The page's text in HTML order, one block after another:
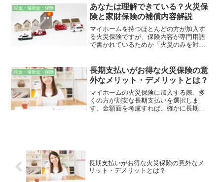
合うだけの恩恵を受けられるのでしょう
か？家を建てよう、買おうとご検討中の
方はご参考ください。
税金・補助金・保険
あなたは理解できている？火災保
険と家財保険の補償内容解説
マイホームを持つほとんどの方が加入す
る火災保険ですが、保険内容が専門用語
で書かれているためか「火災のみを対象
れば火災保険や家財保険の役割は幅広
く、受け取れる恩恵はたくさんありま
す。火災保険と家財保険についてわかり
やすく解説します。
税金・補助金・保険
長期支払いがお得な火災保険の意
外なメリット・デメリットとは？
マイホームの火災保険に加入する際、多
くの方が割安な長期支払いを選択しま
す。金額面を考慮すれば、確かに長期支
長期支払いがお得な火災保険の意外なメ
リット・デメリットとは？